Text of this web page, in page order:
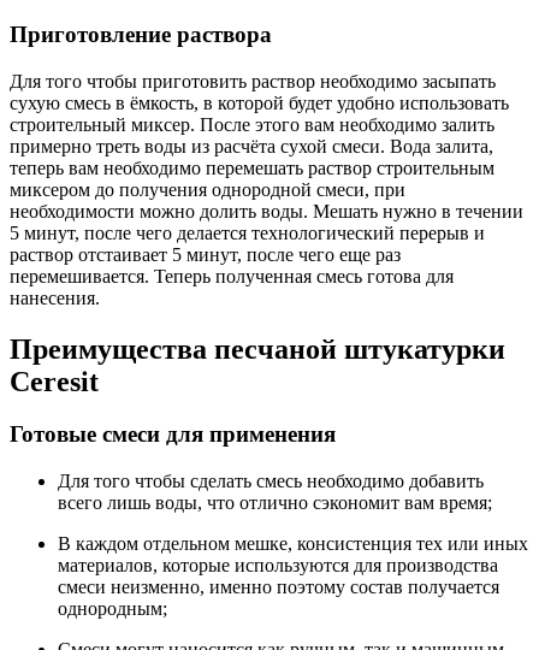
Приготовление раствора
Для того чтобы приготовить раствор необходимо засыпать
сухую смесь в ёмкость, в которой будет удобно использовать
строительный миксер. После этого вам необходимо залить
примерно треть воды из расчёта сухой смеси. Вода залита,
теперь вам необходимо перемешать раствор строительным
миксером до получения однородной смеси, при
необходимости можно долить воды. Мешать нужно в течении
5 минут, после чего делается технологический перерыв и
раствор отстаивает 5 минут, после чего еще раз
перемешивается. Теперь полученная смесь готова для
нанесения.
Преимущества песчаной штукатурки
Ceresit
Готовые смеси для применения
Для того чтобы сделать смесь необходимо добавить
всего лишь воды, что отлично сэкономит вам время;
В каждом отдельном мешке, консистенция тех или иных
материалов, которые используются для производства
смеси неизменно, именно поэтому состав получается
однородным;